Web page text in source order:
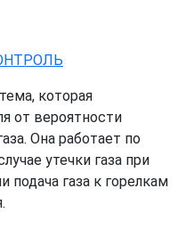
которая
от вероятности
Она работает по
утечки газа при
подача газа к горелкам